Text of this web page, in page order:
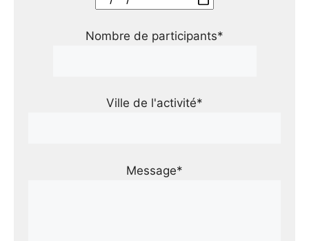
Nombre de participants*
Ville de l'activité*
Message*